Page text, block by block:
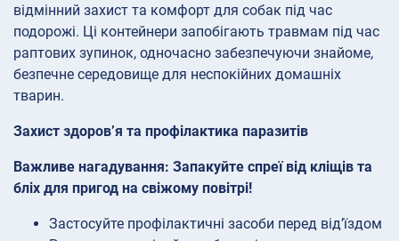
відмінний захист та комфорт для собак під час
подорожі. Ці контейнери запобігають травмам під час
раптових зупинок, одночасно забезпечуючи знайоме,
безпечне середовище для неспокійних домашніх
тварин.
Захист здоров’я та профілактика паразитів
Важливе нагадування: Запакуйте спреї від кліщів та
бліх для пригод на свіжому повітрі!
Застосуйте профілактичні засоби перед від’їздом